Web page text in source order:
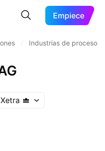
Empiece
Industrias de proceso